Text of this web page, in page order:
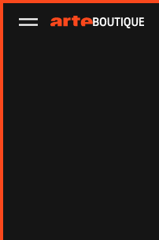
Ouvrir le menu